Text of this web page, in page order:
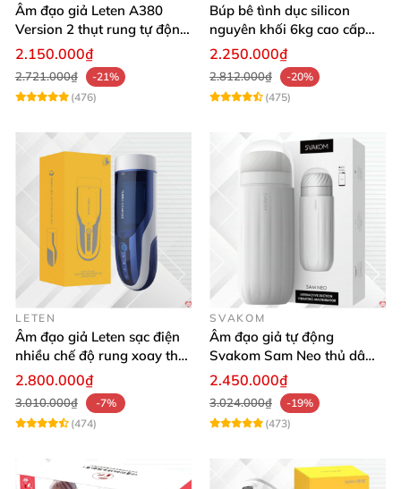
Âm đạo giả Leten A380
Version 2 thụt rung tự động,
cảm giác thật
2.150.000₫
2.721.000₫
-21%
(476)
Búp bê tình dục silicon
nguyên khối 6kg cao cấp
hot giá tốt
2.250.000₫
2.812.000₫
-20%
(475)
LETEN
Âm đạo giả Leten sạc điện
nhiều chế độ rung xoay thụt
rên rỉ
2.800.000₫
3.010.000₫
-7%
(474)
SVAKOM
Âm đạo giả tự động
Svakom Sam Neo thủ dâm
rung mút app điện thoại
2.450.000₫
3.024.000₫
-19%
(473)